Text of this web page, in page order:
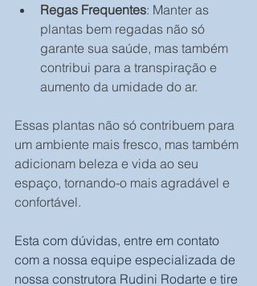
Regas Frequentes: Manter as
plantas bem regadas não só
garante sua saúde, mas também
contribui para a transpiração e
aumento da umidade do ar.
Essas plantas não só contribuem para
um ambiente mais fresco, mas também
adicionam beleza e vida ao seu
espaço, tornando-o mais agradável e
confortável.
Esta com dúvidas, entre em contato
com a nossa equipe especializada de
nossa construtora Rudini Rodarte e tire